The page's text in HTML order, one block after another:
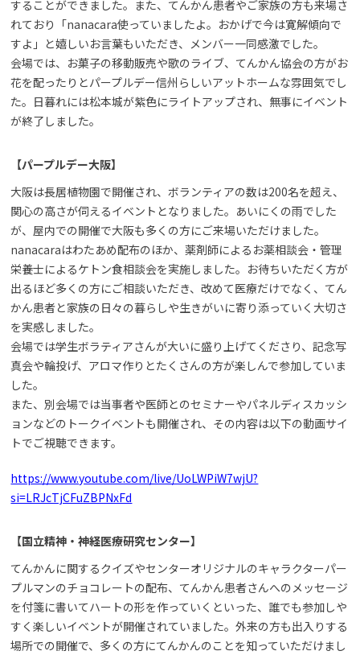
することができました。また、てんかん患者やご家族の方も来場さ
れており「nanacara使っていましたよ。おかげで今は寛解傾向で
すよ」と嬉しいお言葉もいただき、メンバー一同感激でした。
会場では、お菓子の移動販売や歌のライブ、てんかん協会の方がお
花を配ったりとパープルデー信州らしいアットホームな雰囲気でし
た。日暮れには松本城が紫色にライトアップされ、無事にイベント
が終了しました。
【パープルデー大阪】
大阪は長居植物園で開催され、ボランティアの数は200名を超え、
関心の高さが伺えるイベントとなりました。あいにくの雨でした
が、屋内での開催で大阪も多くの方にご来場いただけました。
nanacaraはわたあめ配布のほか、薬剤師によるお薬相談会・管理
栄養士によるケトン食相談会を実施しました。お待ちいただく方が
出るほど多くの方にご相談いただき、改めて医療だけでなく、てん
かん患者と家族の日々の暮らしや生きがいに寄り添っていく大切さ
を実感しました。
会場では学生ボラティアさんが大いに盛り上げてくださり、記念写
真会や輪投げ、アロマ作りとたくさんの方が楽しんで参加していま
した。
また、別会場では当事者や医師とのセミナーやパネルディスカッシ
ョンなどのトークイベントも開催され、その内容は以下の動画サイ
トでご視聴できます。
https://www.youtube.com/live/UoLWPiW7wjU?
si=LRJcTjCFuZBPNxFd
【国立精神・神経医療研究センター】
てんかんに関するクイズやセンターオリジナルのキャラクターパー
プルマンのチョコレートの配布、てんかん患者さんへのメッセージ
を付箋に書いてハートの形を作っていくといった、誰でも参加しや
すく楽しいイベントが開催されていました。外来の方も出入りする
場所での開催で、多くの方にてんかんのことを知っていただけまし